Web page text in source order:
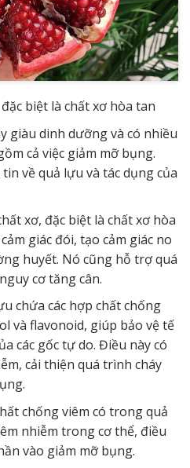
biệt là chất xơ hòa tan
giàu dinh dưỡng và có nhiều
cả việc giảm mỡ bụng.
về quả lựu và tác dụng của
xơ, đặc biệt là chất xơ hòa
giác đói, tạo cảm giác no
huyết. Nó cũng hỗ trợ quá
cơ tăng cân.
chứa các hợp chất chống
và flavonoid, giúp bảo vệ tế
các gốc tự do. Điều này có
cải thiện quá trình cháy
chống viêm có trong quả
nhiễm trong cơ thể, điều
vào giảm mỡ bụng.